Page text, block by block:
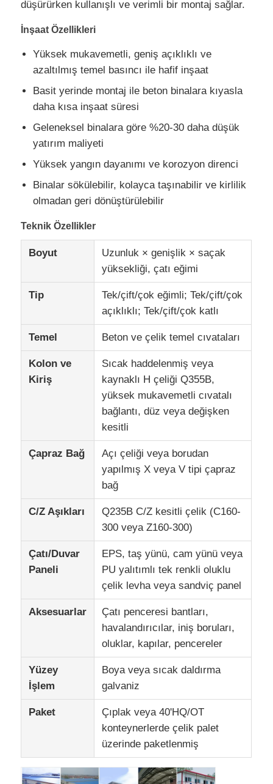
Çelik yapı imalatı
Çelik Yapı Malzemesi
Kümes
Sığır kulübesine
At Ahırı
Çelik Garaj
düşürürken kullanışlı ve verimli bir montaj sağlar.
İnşaat Özellikleri
Yüksek mukavemetli, geniş açıklıklı ve
azaltılmış temel basıncı ile hafif inşaat
Basit yerinde montaj ile beton binalara kıyasla
daha kısa inşaat süresi
Geleneksel binalara göre %20-30 daha düşük
yatırım maliyeti
Yüksek yangın dayanımı ve korozyon direnci
Binalar sökülebilir, kolayca taşınabilir ve kirlilik
olmadan geri dönüştürülebilir
Teknik Özellikler
Boyut
Uzunluk × genişlik × saçak
yüksekliği, çatı eğimi
Tip
Tek/çift/çok eğimli; Tek/çift/çok
açıklıklı; Tek/çift/çok katlı
Temel Beton ve çelik temel cıvataları
Kolon ve
Kiriş
Sıcak haddelenmiş veya
kaynaklı H çeliği Q355B,
yüksek mukavemetli cıvatalı
bağlantı, düz veya değişken
kesitli
Çapraz Bağ
Açı çeliği veya borudan
yapılmış X veya V tipi çapraz
bağ
C/Z Aşıkları
Q235B C/Z kesitli çelik (C160-
300 veya Z160-300)
Çatı/Duvar
Paneli
EPS, taş yünü, cam yünü veya
PU yalıtımlı tek renkli oluklu
çelik levha veya sandviç panel
Aksesuarlar
Çatı penceresi bantları,
havalandırıcılar, iniş boruları,
oluklar, kapılar, pencereler
Yüzey
İşlem
Boya veya sıcak daldırma
galvaniz
Paket
Çıplak veya 40'HQ/OT
konteynerlerde çelik palet
üzerinde paketlenmiş